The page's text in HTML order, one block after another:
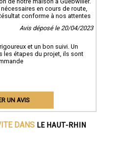
en cours de route,
conforme à nos attentes
Avis déposé le 20/04/2023
et un bon suivi. Un
les étapes du projet, ils sont
UN AVIS
DANS LE HAUT-RHIN